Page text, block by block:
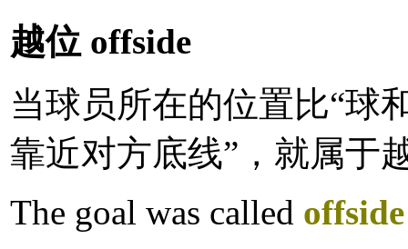
越位 offside
当球员所在的位置比“球
靠近对方底线”，就属于
The goal was called offside